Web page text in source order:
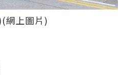
網上圖片)